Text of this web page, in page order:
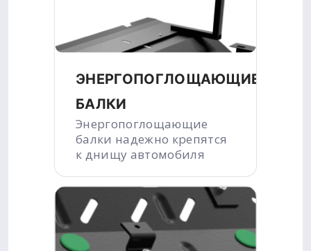
ЭНЕРГОПОГЛОЩАЮЩИЕ
БАЛКИ
Энергопоглощающие
балки надежно крепятся
к днищу автомобиля